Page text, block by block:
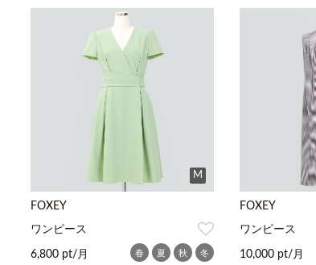
M
FOXEY
ワンピース
6,800 pt/月 春 夏 秋 冬
FOXEY
ワンピース
10,000 pt/月